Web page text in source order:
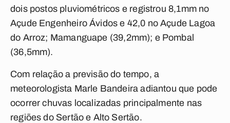
dois postos pluviométricos e registrou 8,1mm no
Açude Engenheiro Ávidos e 42,0 noAçude Lagoa
do Arroz; Mamanguape (39,2mm); e Pombal
(36,5mm).
Com relação a previsão do tempo, a
meteorologista Marle Bandeira adiantou que pode
ocorrer chuvas localizadas principalmente nas
regiões do Sertão e Alto Sertão.